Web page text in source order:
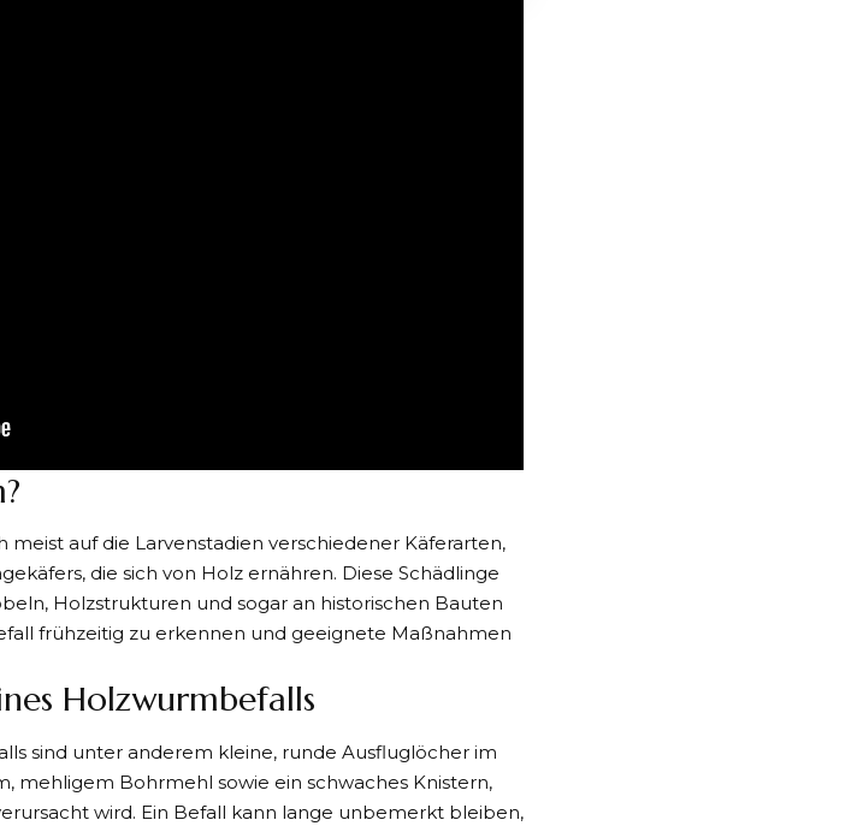
meist auf die Larvenstadien verschiedener Käferarten,
die sich von Holz ernähren. Diese Schädlinge
Holzstrukturen und sogar an historischen Bauten
frühzeitig zu erkennen und geeignete Maßnahmen
Holzwurmbefalls
sind unter anderem kleine, runde Ausfluglöcher im
mehligem Bohrmehl sowie ein schwaches Knistern,
wird. Ein Befall kann lange unbemerkt bleiben,